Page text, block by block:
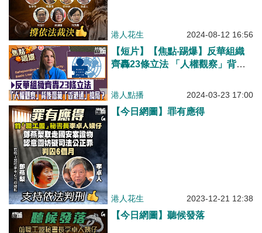
港人花生 2024-08-12 16:56
【短片】【焦點‧踢爆】反華組織
齊轟23條立法 「人權觀察」背後
港人點播 2024-03-23 17:00
【今日網圖】罪有應得
港人花生 2023-12-21 12:38
【今日網圖】聽候發落